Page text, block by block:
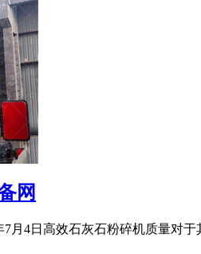
网
月4日高效石灰石粉碎机质量对